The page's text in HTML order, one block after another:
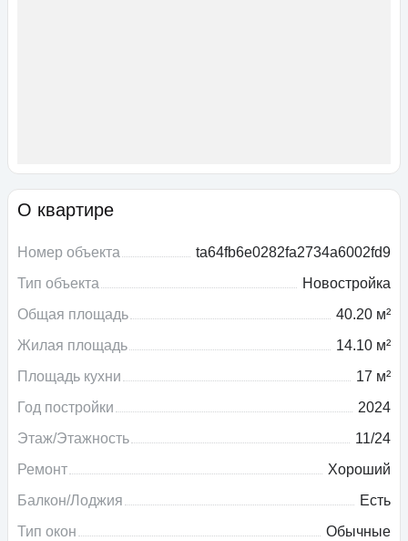
О квартире
Номер объекта
ta64fb6e0282fa2734a6002fd9
Тип объекта
Новостройка
Общая площадь
40.20 м²
Жилая площадь
14.10 м²
Площадь кухни
17 м²
Год постройки
2024
Этаж/Этажность
11/24
Ремонт
Хороший
Балкон/Лоджия
Есть
Тип окон
Обычные